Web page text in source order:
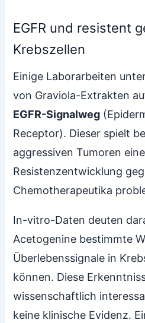
EGFR und resistent
Krebszellen
Einige Laborarbeiten
von Graviola-Extrakten
EGFR-Signalweg
Receptor). Dieser spielt
aggressiven Tumoren
Resistenzentwicklung
Chemotherapeutika
In-vitro-Daten deuten
Acetogenine bestimmte
Überlebenssignale in
können. Diese
wissenschaftlich
keine klinische Evidenz.